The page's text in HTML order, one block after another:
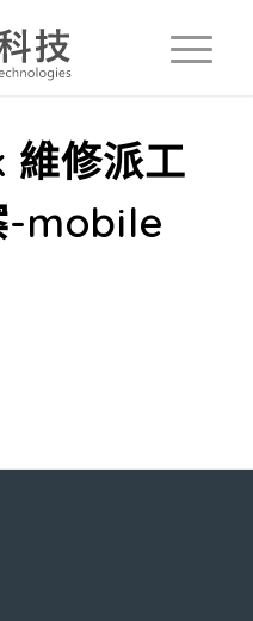
修派工
-mobile